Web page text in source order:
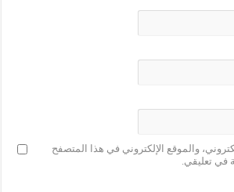
والموقع الإلكتروني في هذا المتصفح
في تعليقي.